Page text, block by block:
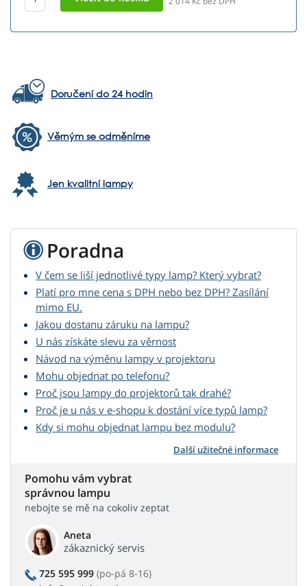
Doručení do 24 hodin
Věrným se odměníme
Jen kvalitní lampy
Poradna
V čem se liší jednotlivé typy lamp? Který vybrat?
Platí pro mne cena s DPH nebo bez DPH? Zasílání
mimo EU.
Jakou dostanu záruku na lampu?
U nás získáte slevu za věrnost
Návod na výměnu lampy v projektoru
Mohu objednat po telefonu?
Proč jsou lampy do projektorů tak drahé?
Proč je u nás v e-shopu k dostání více typů lamp?
Kdy si mohu objednat lampu bez modulu?
Další užitečné informace
Pomohu vám vybrat
správnou lampu
nebojte se mě na cokoliv zeptat
Aneta
zákaznický servis
725 595 999 (po-pá 8-16)